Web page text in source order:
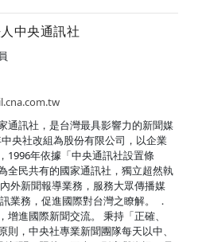
中央通訊社
通訊社，是台灣最具影響力的新聞媒
央社改組為股份有限公司，以企業
1996年依據「中央通訊社設置條
全民共有的國家通訊社，獨立超然執
外新聞報導業務，服務大眾傳播媒
業務，促進國際對台灣之瞭解。 ．
進國際新聞交流。 秉持「正確、
，中央社專業新聞團隊每天以中、